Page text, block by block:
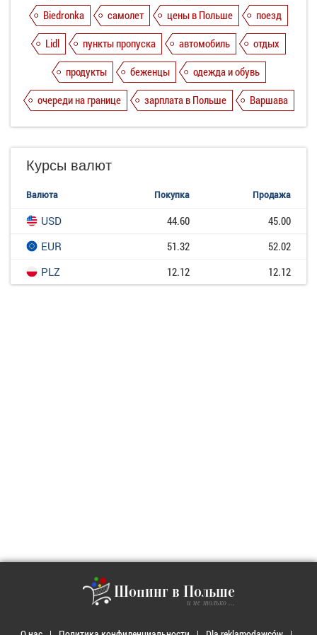
Biedronka
самолет цены в Польше
поезд
Lidl
пункты пропуска автомобиль
отдых
продукты
беженцы
одежда и обувь
очереди на границе
зарплата в Польше Варшава
Курсы валют
Валюта Покупка Продажа
USD 44.60
45.00
EUR
51.32
52.02
PLZ
12.12 12.12
Шопинг в Польше
и не только ...